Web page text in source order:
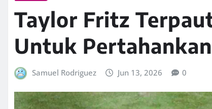
Taylor Fritz
Untuk
Samuel Rodriguez Jun 13, 2026 0